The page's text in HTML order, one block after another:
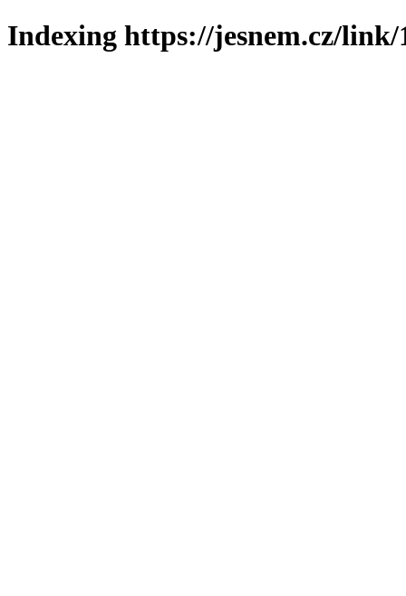
Indexing https://jesnem.cz/link/